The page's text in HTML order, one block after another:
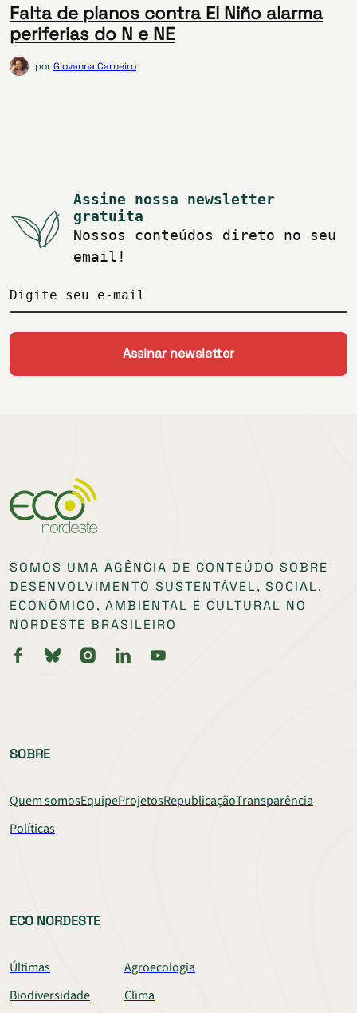
Falta de planos contra El Niño alarma
periferias do N e NE
porGiovanna Carneiro
Assine nossa newsletter
gratuita
Nossos conteúdos direto no seu
email!
Digite seu e-mail
SOMOS UMA AGÊNCIA DE CONTEÚDO SOBRE
DESENVOLVIMENTO SUSTENTÁVEL, SOCIAL,
ECONÔMICO, AMBIENTAL E CULTURAL NO
NORDESTE BRASILEIRO
SOBRE
Quem somosEquipeProjetosRepublicaçãoTransparência
Políticas
ECO NORDESTE
Últimas
Agroecologia
Biodiversidade
Clima